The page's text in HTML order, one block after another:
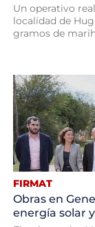
Un operativo
localidad de
gramos de
FIRMAT
Obras en
energía solar